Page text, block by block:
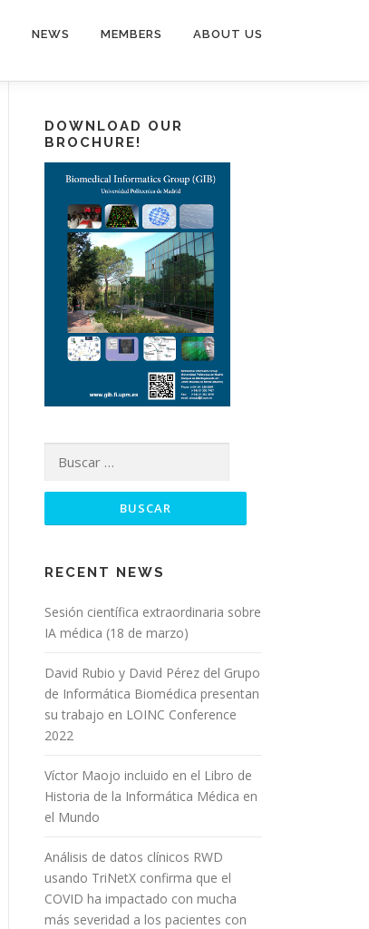
NEWS MEMBERS ABOUT US
DOWNLOAD OUR
BROCHURE!
RECENT NEWS
Sesión científica extraordinaria sobre
IA médica (18 de marzo)
David Rubio y David Pérez del Grupo
de Informática Biomédica presentan
su trabajo en LOINC Conference
2022
Víctor Maojo incluido en el Libro de
Historia de la Informática Médica en
el Mundo
Análisis de datos clínicos RWD
usando TriNetX confirma que el
COVID ha impactado con mucha
más severidad a los pacientes con